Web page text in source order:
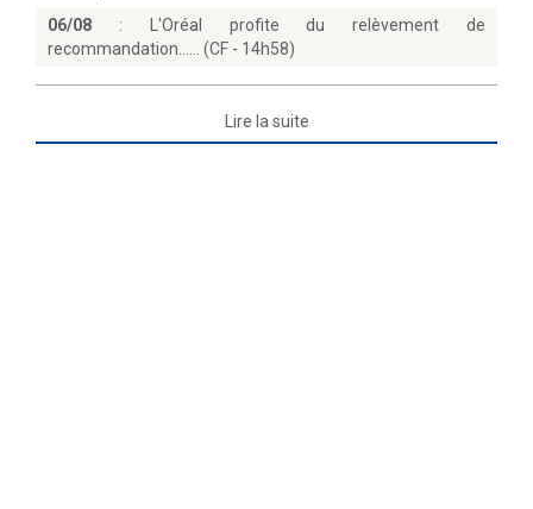
06/08 :
L'Oréal profite du relèvement de
recommandation...… (CF - 14h58)
Lire la suite